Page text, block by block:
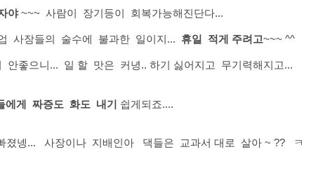
야~~~ 사람이 장기등이 회복가능해진단다...
사장들의 술수에 불과한 일이지... 휴일 적게 주려고~~~ ^^
좋으니... 일 할 맛은 커녕.. 하기 싫어지고 무기력해지고...
에게 짜증도 화도 내기 쉽게되죠....
넹... 사장이나 지배인아 댁들은 교과서 대로 살아 ~ ?? ㅋ